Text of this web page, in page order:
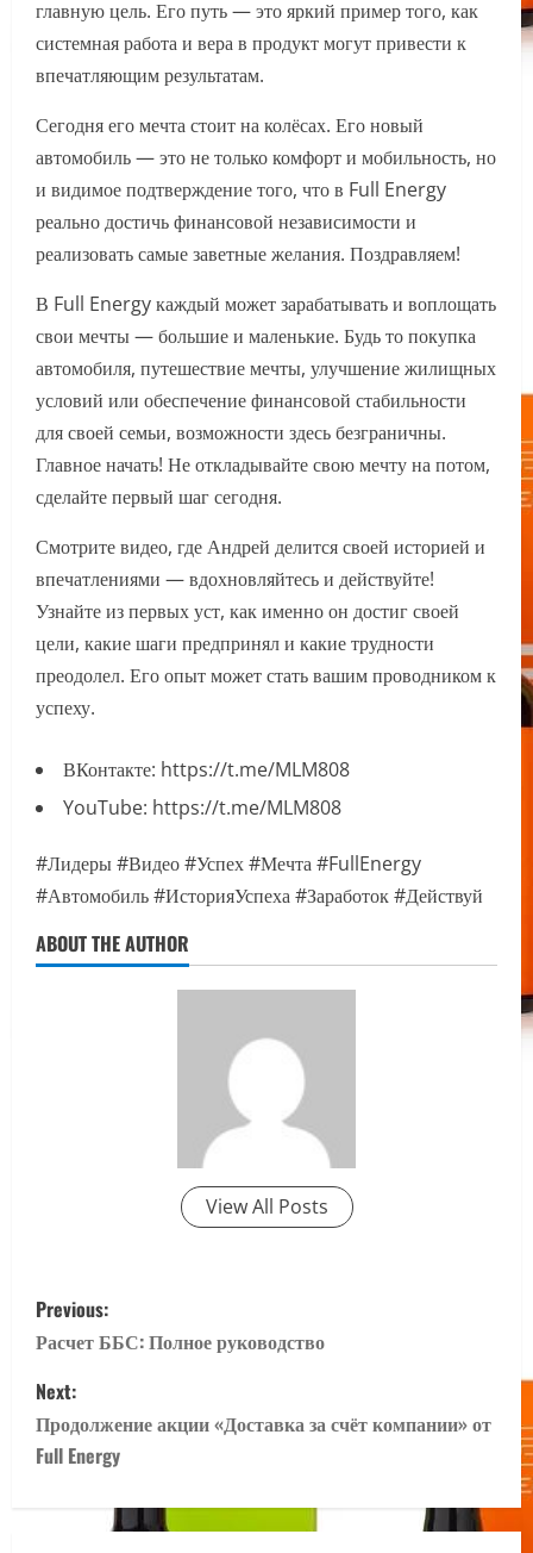
главную цель. Его путь — это яркий пример того, как
системная работа и вера в продукт могут привести к
впечатляющим результатам.
Сегодня его мечта стоит на колёсах. Его новый
автомобиль — это не только комфорт и мобильность, но
и видимое подтверждение того, что в Full Energy
реально достичь финансовой независимости и
реализовать самые заветные желания. Поздравляем!
В Full Energy каждый может зарабатывать и воплощать
свои мечты — большие и маленькие. Будь то покупка
автомобиля, путешествие мечты, улучшение жилищных
условий или обеспечение финансовой стабильности
для своей семьи, возможности здесь безграничны.
Главное начать! Не откладывайте свою мечту на потом,
сделайте первый шаг сегодня.
Смотрите видео, где Андрей делится своей историей и
впечатлениями — вдохновляйтесь и действуйте!
Узнайте из первых уст, как именно он достиг своей
цели, какие шаги предпринял и какие трудности
преодолел. Его опыт может стать вашим проводником к
успеху.
ВКонтакте: https://t.me/MLM808
YouTube: https://t.me/MLM808
#Лидеры #Видео #Успех #Мечта #FullEnergy
#Автомобиль #ИсторияУспеха #Заработок #Действуй
ABOUT THE AUTHOR
View All Posts
P
o
s
t
Previous:
Расчет ББС: Полное руководство
Next:
Продолжение акции «Доставка за счёт компании» от
Full Energy